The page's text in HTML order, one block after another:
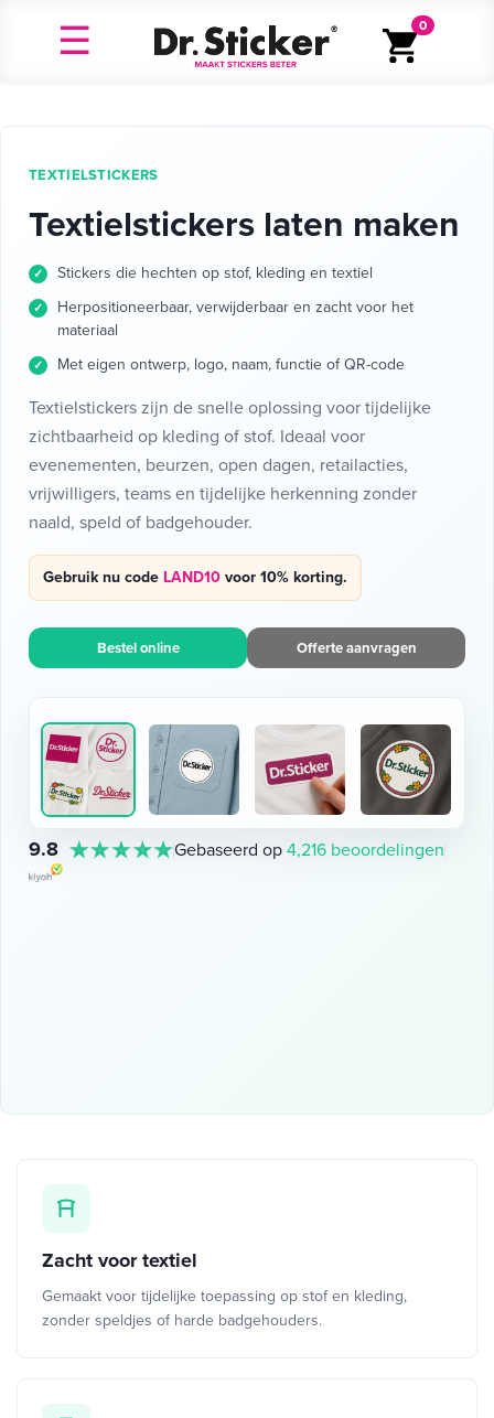
0
TEXTIELSTICKERS
Textielstickers laten maken
Stickers die hechten op stof, kleding en textiel
Herpositioneerbaar, verwijderbaar en zacht voor het
materiaal
Met eigen ontwerp, logo, naam, functie of QR-code
Textielstickers zijn de snelle oplossing voor tijdelijke
zichtbaarheid op kleding of stof. Ideaal voor
evenementen, beurzen, open dagen, retailacties,
vrijwilligers, teams en tijdelijke herkenning zonder
naald, speld of badgehouder.
Gebruik nu code LAND10voor 10% korting.
Bestel online Offerte aanvragen
9.8 Gebaseerd op4,216 beoordelingen
Zacht voor textiel
Gemaakt voor tijdelijke toepassing op stof en kleding,
zonder speldjes of harde badgehouders.